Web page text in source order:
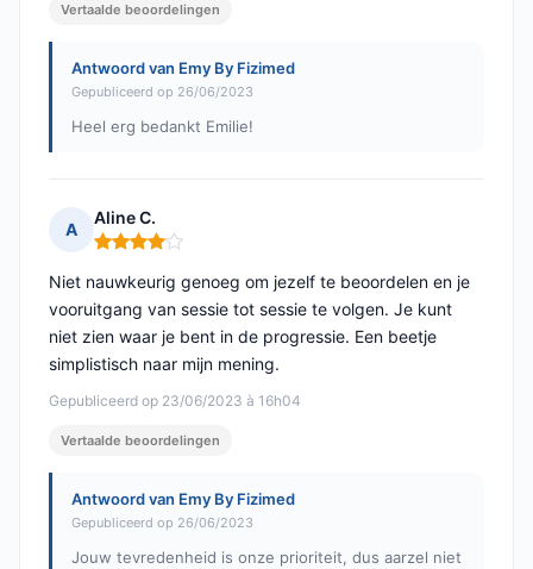
Vertaalde beoordelingen
Antwoord van Emy By Fizimed
Gepubliceerd op 26/06/2023
Heel erg bedankt Emilie!
A
Aline C.
Opmerking: 4 van 5
Gepubliceerd op 23/06/2023 à 16h04
Niet nauwkeurig genoeg om jezelf te beoordelen en je
vooruitgang van sessie tot sessie te volgen. Je kunt
niet zien waar je bent in de progressie. Een beetje
simplistisch naar mijn mening.
Vertaalde beoordelingen
Antwoord van Emy By Fizimed
Gepubliceerd op 26/06/2023
Jouw tevredenheid is onze prioriteit, dus aarzel niet